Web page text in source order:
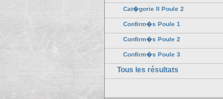
Cat�gorie II Poule 2
Confirm�s Poule 1
Confirm�s Poule 2
Confirm�s Poule 3
Tous les résultats